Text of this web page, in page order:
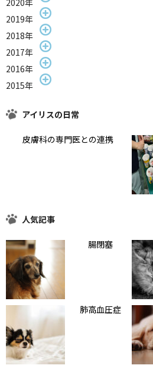
2020年
2019年
2018年
2017年
2016年
2015年
アイリスの日常
皮膚科の専門医との連携
人気記事
腸閉塞
肺高血圧症